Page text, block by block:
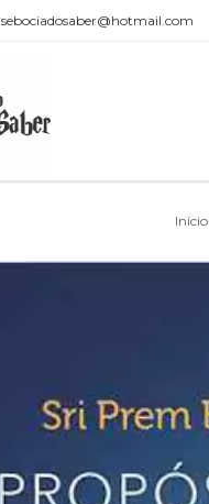
sebociadosaber@hotmail.com
Início